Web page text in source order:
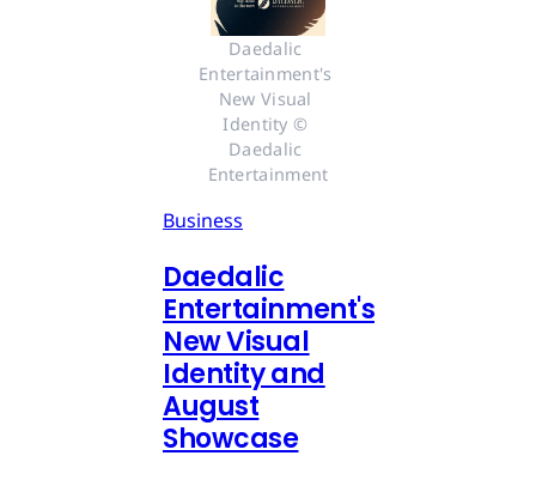
Daedalic
Entertainment's
New Visual
Identity ©
Daedalic
Entertainment
Business
Daedalic
Entertainment's
New Visual
Identity and
August
Showcase